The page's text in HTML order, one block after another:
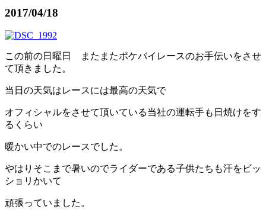
2017/04/18
この前の日曜日 またまたポケバイレースのお手伝いをさせ
て頂きました。
当日の天気はレースには最高の天気で
オフィシャルをさせて頂いている当社の運転手も日焼けをす
るくらい
暖かい中でのレースでした。
やはりそこまで暑いのでライダーである子供たちも汗をビッ
ショリかいて
頑張っていました。